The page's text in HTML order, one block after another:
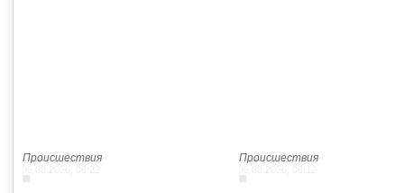
Происшествия Происшествия